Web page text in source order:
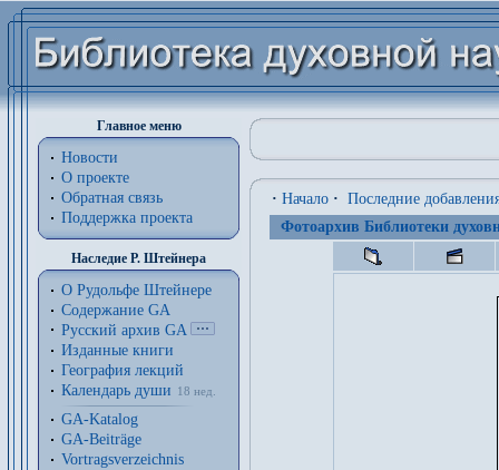
Главное меню
Новости
О проекте
Обратная связь
Поддержка проекта
Наследие Р. Штейнера
О Рудольфе Штейнере
Содержание GA
Русский архив GA
Изданные книги
География лекций
Календарь души
18 нед.
GA-Katalog
GA-Beiträge
Vortragsverzeichnis
· Начало · Последние
Фотоархив Библиотеки